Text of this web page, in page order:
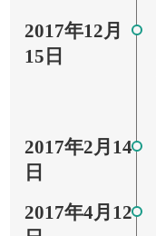
2017年12月
15日
2017年2月14
日
2017年4月12